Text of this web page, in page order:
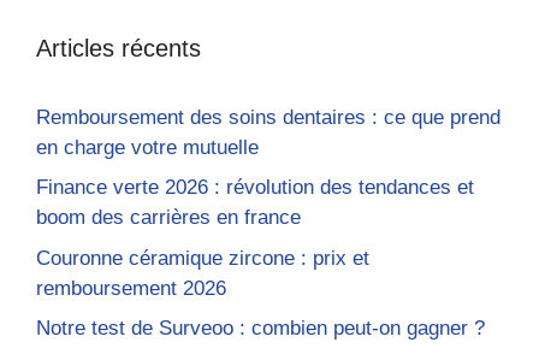
Articles récents
Remboursement des soins dentaires : ce que prend
en charge votre mutuelle
Finance verte 2026 : révolution des tendances et
boom des carrières en france
Couronne céramique zircone : prix et
remboursement 2026
Notre test de Surveoo : combien peut-on gagner ?